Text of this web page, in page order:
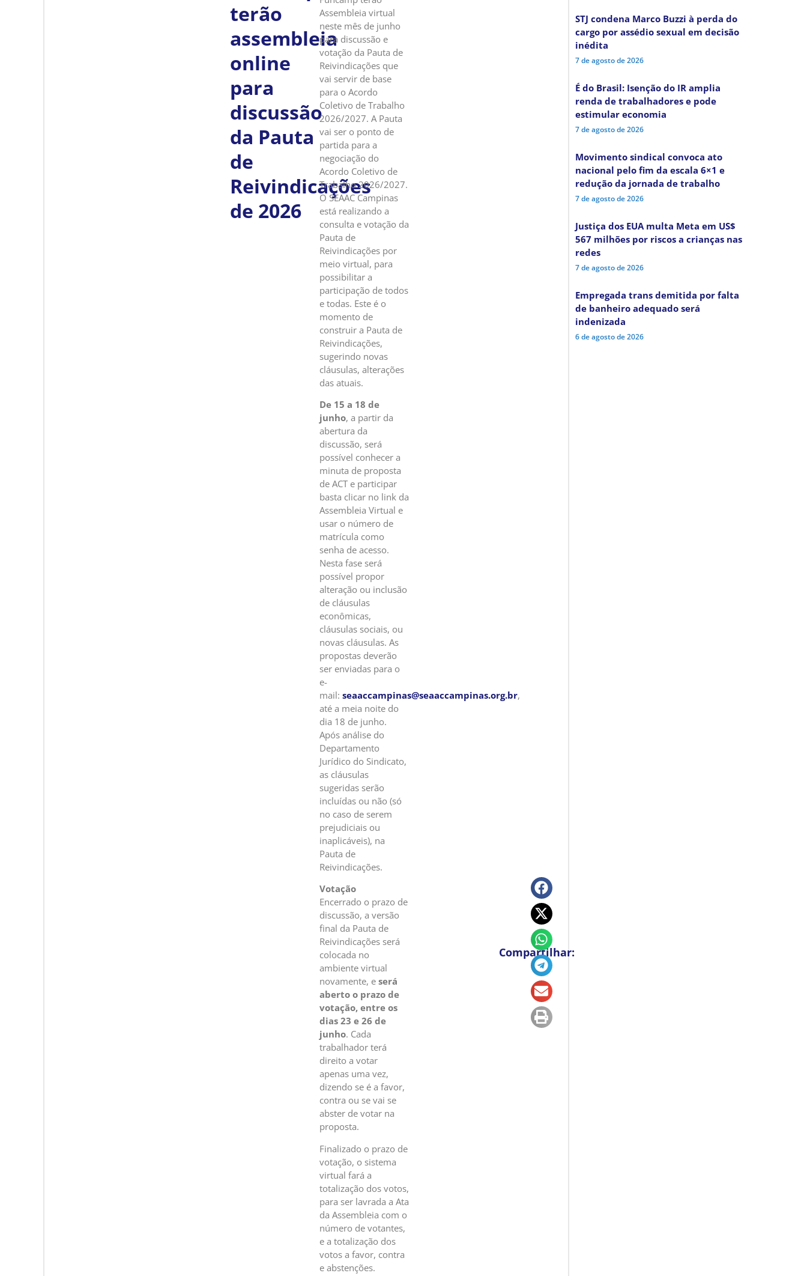
terão
assembleia
online
para
discussão
da Pauta
de
Reivindicações
de 2026
Assembleia virtual
neste mês de junho
para discussão e
votação da Pauta de
Reivindicações que
vai servir de base
para o Acordo
Coletivo de Trabalho
2026/2027. A Pauta
vai ser o ponto de
partida para a
negociação do
Acordo Coletivo de
Trabalho 2026/2027.
O SEAAC Campinas
está realizando a
consulta e votação da
Pauta de
Reivindicações por
meio virtual, para
possibilitar a
participação de todos
e todas. Este é o
momento de
construir a Pauta de
Reivindicações,
sugerindo novas
cláusulas, alterações
das atuais.
De 15 a 18 de
junho, a partir da
abertura da
discussão, será
possível conhecer a
minuta de proposta
de ACT e participar
basta clicar no link da
Assembleia Virtual e
usar o número de
matrícula como
senha de acesso.
Nesta fase será
possível propor
alteração ou inclusão
de cláusulas
econômicas,
cláusulas sociais, ou
novas cláusulas. As
propostas deverão
ser enviadas para o
e-
mail:seaaccampinas@seaaccampinas.org.br,
até a meia noite do
dia 18 de junho.
Após análise do
Departamento
Jurídico do Sindicato,
as cláusulas
sugeridas serão
incluídas ou não (só
no caso de serem
prejudiciais ou
inaplicáveis), na
Pauta de
Reivindicações.
Votação
Encerrado o prazo de
discussão, a versão
final da Pauta de
Reivindicações será
colocada no
ambiente virtual
novamente, eserá
aberto o prazo de
votação, entre os
dias 23 e 26 de
junho. Cada
trabalhador terá
direito a votar
apenas uma vez,
dizendo se é a favor,
contra ou se vai se
abster de votar na
proposta.
Finalizado o prazo de
votação, o sistema
virtual fará a
totalização dos votos,
para ser lavrada a Ata
da Assembleia com o
número de votantes,
e a totalização dos
votos a favor, contra
e abstenções.
Compartilhar:
STJ condena Marco Buzzi à perda do
cargo por assédio sexual em decisão
inédita
7 de agosto de 2026
É do Brasil: Isenção do IR amplia
renda de trabalhadores e pode
estimular economia
7 de agosto de 2026
Movimento sindical convoca ato
nacional pelo fim da escala 6×1 e
redução da jornada de trabalho
7 de agosto de 2026
Justiça dos EUA multa Meta em US$
567 milhões por riscos a crianças nas
redes
7 de agosto de 2026
Empregada trans demitida por falta
de banheiro adequado será
indenizada
6 de agosto de 2026